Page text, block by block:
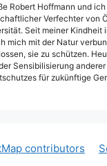
Robert Hoffmann und
Verfechter von
Seit meiner Kindheit
mich mit der Natur
sie zu schützen.
Sensibilisierung
für zukünftige
contributors